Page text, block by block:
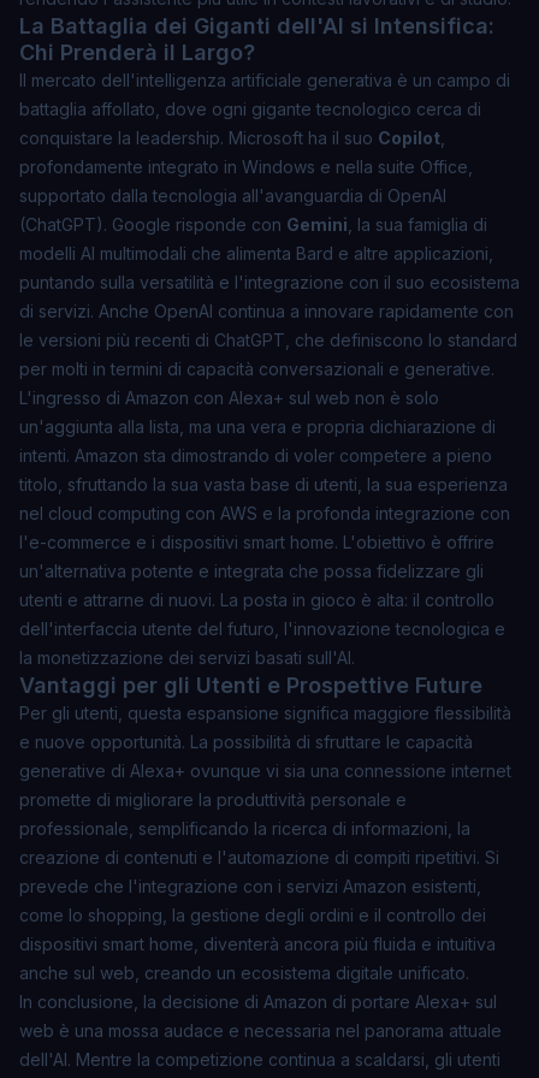
La Battaglia dei Giganti dell'AI si Intensifica:
Chi Prenderà il Largo?
Il mercato dell'intelligenza artificiale generativa è un campo di
battaglia affollato, dove ogni gigante tecnologico cerca di
conquistare la leadership. Microsoft ha il suo Copilot
profondamente integrato in Windows e nella suite Office,
supportato dalla tecnologia all'avanguardia di OpenAI
(ChatGPT). Google risponde con Gemini , la sua famiglia di
modelli AI multimodali che alimenta Bard e altre applicazioni,
puntando sulla versatilità e l'integrazione con il suo ecosistema
di servizi. Anche OpenAI continua a innovare rapidamente con
le versioni più recenti di ChatGPT, che definiscono lo standard
per molti in termini di capacità conversazionali e generative.
L'ingresso di Amazon con Alexa+ sul web non è solo
un'aggiunta alla lista, ma una vera e propria dichiarazione di
intenti. Amazon sta dimostrando di voler competere a pieno
titolo, sfruttando la sua vasta base di utenti, la sua esperienza
nel cloud computing con AWS e la profonda integrazione con
l'e-commerce e i dispositivi smart home. L'obiettivo è offrire
un'alternativa potente e integrata che possa fidelizzare gli
utenti e attrarne di nuovi. La posta in gioco è alta: il controllo
dell'interfaccia utente del futuro, l'innovazione tecnologica e
la monetizzazione dei servizi basati sull'AI.
Vantaggi per gli Utenti e Prospettive Future
Per gli utenti, questa espansione significa maggiore flessibilità
e nuove opportunità. La possibilità di sfruttare le capacità
generative di Alexa+ ovunque vi sia una connessione internet
promette di migliorare la produttività personale e
professionale, semplificando la ricerca di informazioni, la
creazione di contenuti e l'automazione di compiti ripetitivi. Si
prevede che l'integrazione con i servizi Amazon esistenti,
come lo shopping, la gestione degli ordini e il controllo dei
dispositivi smart home, diventerà ancora più fluida e intuitiva
anche sul web, creando un ecosistema digitale unificato.
In conclusione, la decisione di Amazon di portare Alexa+ sul
web è una mossa audace e necessaria nel panorama attuale
dell'AI. Mentre la competizione continua a scaldarsi, gli utenti